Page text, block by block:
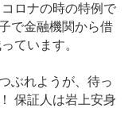
ロナの時の特例で
で金融機関から借
ています。
ぶれようが、待っ
保証人は岩上安身